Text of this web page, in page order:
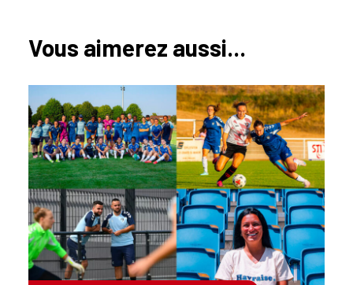
Vous aimerez aussi...